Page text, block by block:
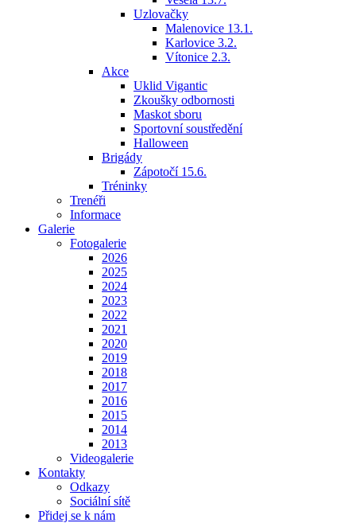
Uzlovačky
Malenovice 13.1.
Karlovice 3.2.
Vítonice 2.3.
Akce
Uklid Vigantic
Zkoušky odbornosti
Maskot sboru
Sportovní soustředění
Halloween
Brigády
Zápotočí 15.6.
Tréninky
Trenéři
Informace
Galerie
Fotogalerie
2026
2025
2024
2023
2022
2021
2020
2019
2018
2017
2016
2015
2014
2013
Videogalerie
Kontakty
Odkazy
Sociální sítě
Přidej se k nám